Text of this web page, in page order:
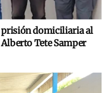
prisión domiciliaria al
Tete Samper